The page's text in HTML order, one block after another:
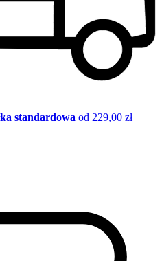
standardowa od 229,00 zł